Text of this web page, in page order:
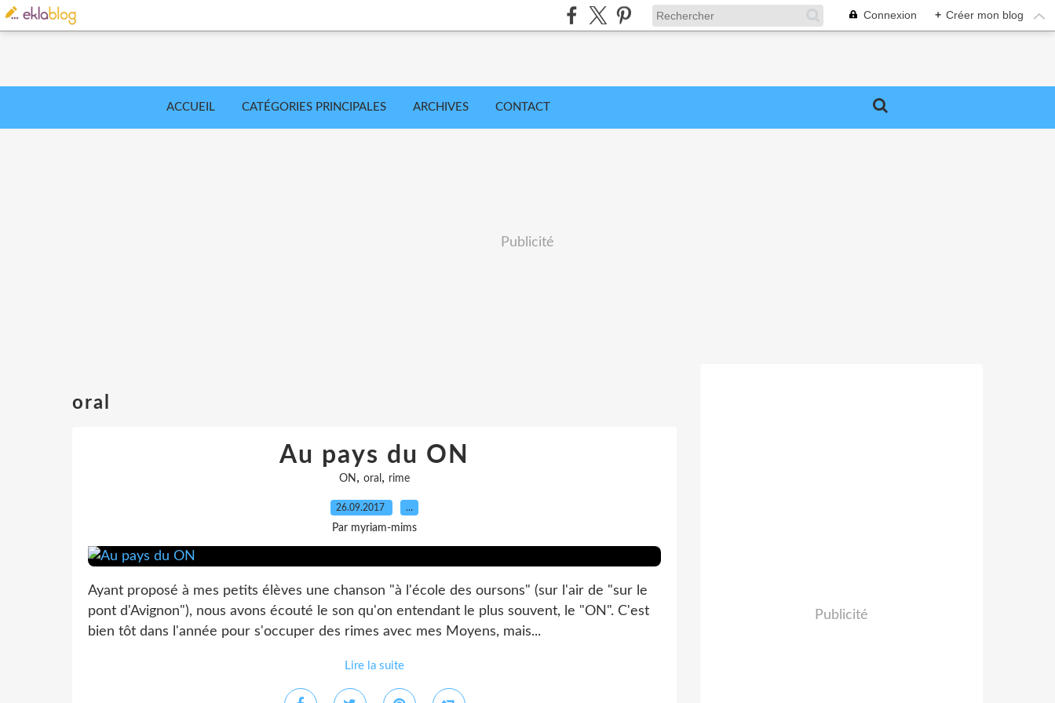
Connexion + Créer mon blog
ACCUEIL CATÉGORIES PRINCIPALES ARCHIVES CONTACT
Publicité
oral
Au pays du ON
ON , oral , rime
26.09.2017 …
Par myriam-mims
Ayant proposé à mes petits élèves une chanson "à l'école des oursons" (sur l'air de "sur le
pont d'Avignon"), nous avons écouté le son qu'on entendant le plus souvent, le "ON". C'est
bien tôt dans l'année pour s'occuper des rimes avec mes Moyens, mais...
Lire la suite
Publicité